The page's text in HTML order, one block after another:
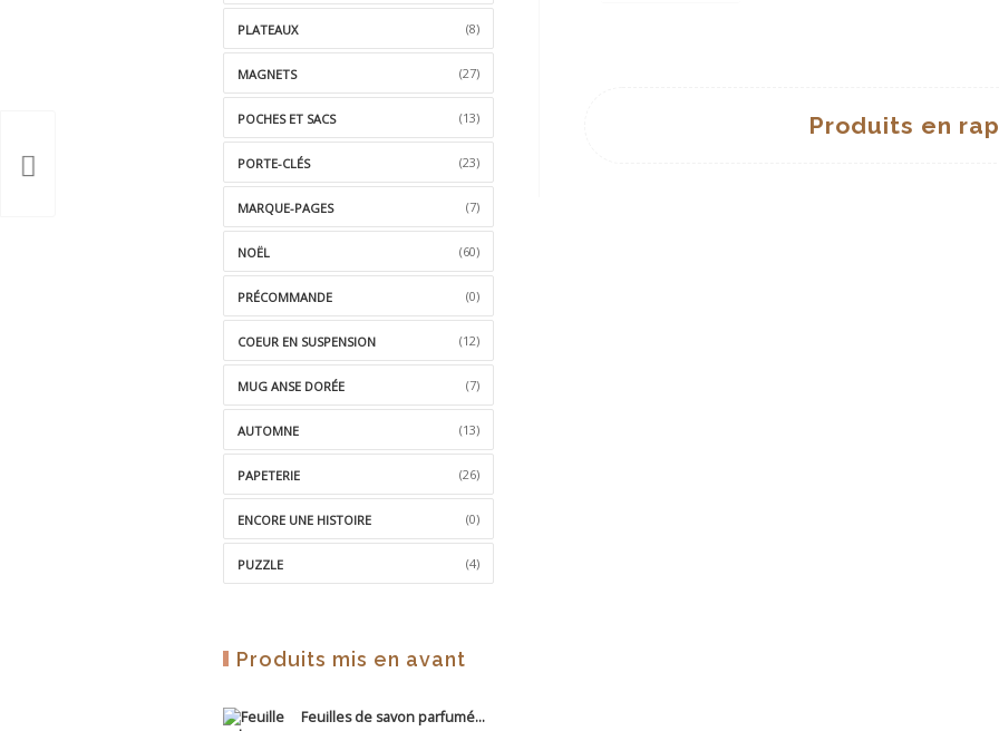
Produits en
PLATEAUX (8)
MAGNETS (27)
POCHES ET SACS (13)
PORTE-CLÉS (23)
MARQUE-PAGES (7)
NOËL (60)
PRÉCOMMANDE (0)
COEUR EN SUSPENSION (12)
MUG ANSE DORÉE (7)
AUTOMNE (13)
PAPETERIE (26)
ENCORE UNE HISTOIRE (0)
PUZZLE (4)
Produits mis en avant
Feuilles de savon parfumé...